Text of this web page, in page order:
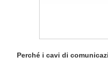
Perché i cavi di